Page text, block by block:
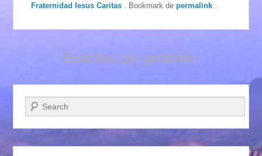
Fraternidad Iesus Caritas
. Bookmark depermalink
Reacties zijn gesloten.
Zoeken